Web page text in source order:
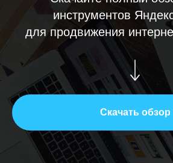
инструментов
для продвижения
Скачать обзор